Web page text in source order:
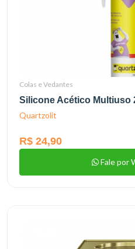
Colas e Vedantes
Silicone Acético Multiuso
Quartzolit
R$ 24,90
Fale por